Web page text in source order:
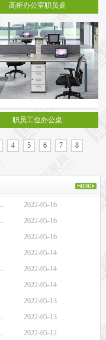
高柜办公室职员桌
职员工位办公桌
4 5 6 7
8
2022-05-16
2022-05-16
2022-05-16
2022-05-14
2022-05-14
2022-05-14
2022-05-13
2022-05-13
2022-05-12